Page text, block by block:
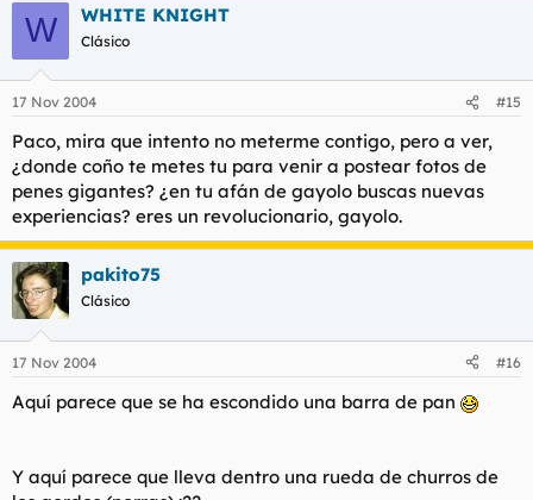
W WHITE KNIGHT
Clásico
17 Nov 2004 #15
Paco, mira que intento no meterme contigo, pero a ver,
¿donde coño te metes tu para venir a postear fotos de
penes gigantes? ¿en tu afán de gayolo buscas nuevas
experiencias? eres un revolucionario, gayolo.
pakito75
Clásico
17 Nov 2004 #16
Aquí parece que se ha escondido una barra de pan
Y aquí parece que lleva dentro una rueda de churros de